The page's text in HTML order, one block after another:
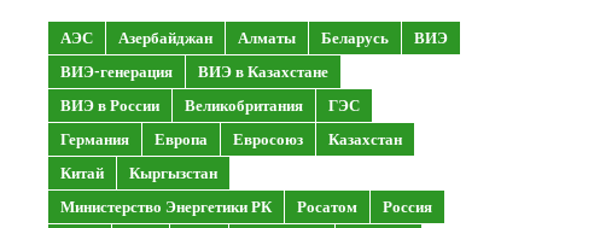
АЭС Азербайджан Алматы Беларусь
ВИЭ
ВИЭ-генерация
ВИЭ в Казахстане
ВИЭ в России
Великобритания
ГЭС
Германия
Европа Евросоюз
Казахстан
Китай
Кыргызстан
Министерство Энергетики РК
Росатом
Россия